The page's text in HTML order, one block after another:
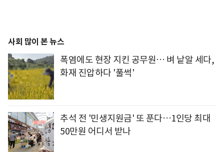
사회 많이 본 뉴스
폭염에도 현장 지킨 공무원… 벼 낱알 세다,
화재 진압하다 '풀썩'
추석 전 '민생지원금' 또 푼다…1인당 최대
50만원 어디서 받나